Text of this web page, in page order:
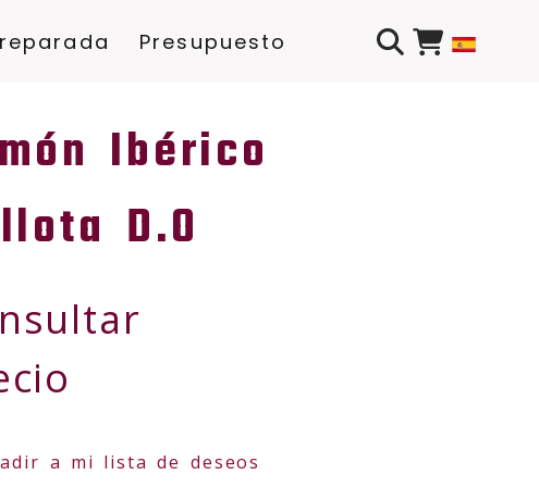
Presupuesto
Ibérico
D.O
a mi lista de deseos